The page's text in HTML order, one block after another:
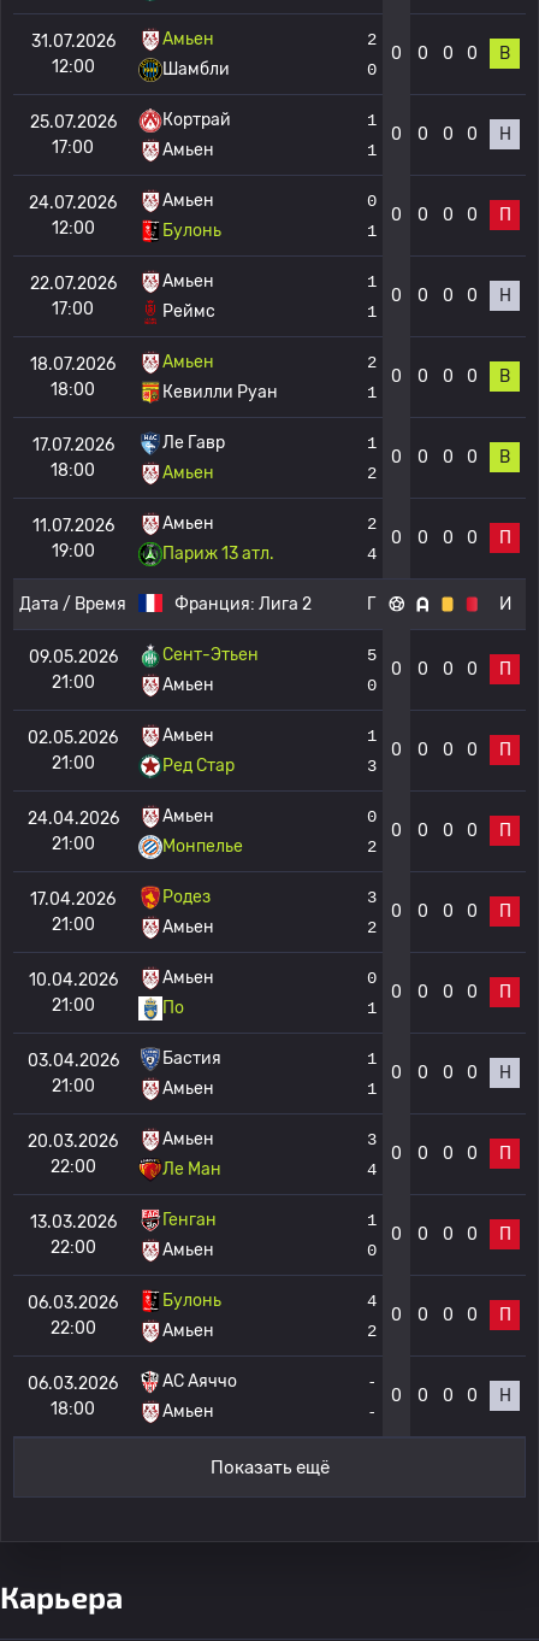
31.07.2026
12:00
Амьен
Шамбли
2
0
0 0 0 0 В
25.07.2026
17:00
Кортрай
Амьен
1
1
0 0 0 0 Н
24.07.2026
12:00
Амьен
Булонь
0
1
0 0 0 0 П
22.07.2026
17:00
Амьен
Реймс
1
1
0 0 0 0 Н
18.07.2026
18:00
Амьен
Кевилли Руан
2
1
0 0 0 0 В
17.07.2026
18:00
Ле Гавр
Амьен
1
2
0 0 0 0 В
11.07.2026
19:00
Амьен
Париж 13 атл.
2
4
0 0 0 0 П
Дата / Время Франция: Лига 2 Г И
09.05.2026
21:00
Сент-Этьен
Амьен
5
0
0 0 0 0 П
02.05.2026
21:00
Амьен
Ред Стар
1
3
0 0 0 0 П
24.04.2026
21:00
Амьен
Монпелье
0
2
0 0 0 0 П
17.04.2026
21:00
Родез
Амьен
3
2
0 0 0 0 П
10.04.2026
21:00
Амьен
По
0
1
0 0 0 0 П
03.04.2026
21:00
Бастия
Амьен
1
1
0 0 0 0 Н
20.03.2026
22:00
Амьен
Ле Ман
3
4
0 0 0 0 П
13.03.2026
22:00
Генган
Амьен
1
0
0 0 0 0 П
06.03.2026
22:00
Булонь
Амьен
4
2
0 0 0 0 П
06.03.2026
18:00
AC Аяччо
Амьен
-
-
0 0 0 0 Н
Показать ещё
Карьера